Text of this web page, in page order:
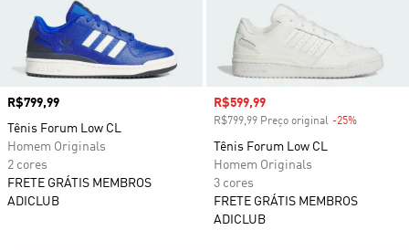
Preço
R$799,99
Tênis Forum Low CL
Homem Originals
2 cores
FRETE GRÁTIS MEMBROS
ADICLUB
Preço com desconto
R$599,99
R$799,99 Preço original -25%
Tênis Forum Low CL
Homem Originals
3 cores
FRETE GRÁTIS MEMBROS
ADICLUB